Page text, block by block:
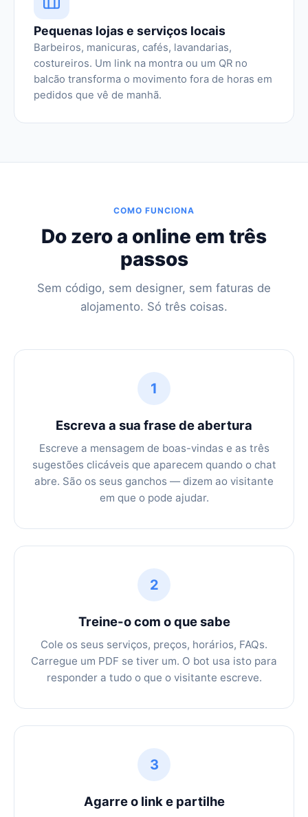
Pequenas lojas e serviços locais
Barbeiros, manicuras, cafés, lavandarias,
costureiros. Um link na montra ou um QR no
balcão transforma o movimento fora de horas em
pedidos que vê de manhã.
COMO FUNCIONA
Do zero a online em três
passos
Sem código, sem designer, sem faturas de
alojamento. Só três coisas.
1
Escreva a sua frase de abertura
Escreve a mensagem de boas-vindas e as três
sugestões clicáveis que aparecem quando o chat
abre. São os seus ganchos — dizem ao visitante
em que o pode ajudar.
2
Treine-o com o que sabe
Cole os seus serviços, preços, horários, FAQs.
Carregue um PDF se tiver um. O bot usa isto para
responder a tudo o que o visitante escreve.
3
Agarre o link e partilhe